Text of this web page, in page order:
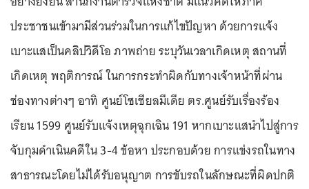
ประชาชนเข้ามามีส่วนร่วมในการแก้ไขปัญหา ด้วยการแจ้ง
เบาะแสเป็นคลิปวิดีโอ ภาพถ่าย ระบุวันเวลาเกิดเหตุ สถานที่
เกิดเหตุ พฤติการณ์ ในการกระทำผิดกับทางเจ้าหน้าที่ผ่าน
ช่องทางต่างๆ อาทิ ศูนย์โซเชียลมีเดีย ตร.ศูนย์รับเรื่องร้อง
เรียน 1599 ศูนย์รับแจ้งเหตุฉุกเฉิน 191 หากเบาะแสนำไปสู่การ
จับกุมดำเนินคดีใน 3-4 ข้อหา ประกอบด้วย การแข่งรถในทาง
สาธารณะโดยไม่ได้รับอนุญาต การขับรถในลักษณะที่ผิดปกติ